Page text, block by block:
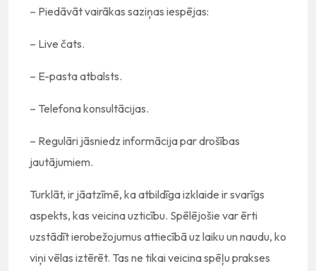
– Piedāvāt vairākas saziņas iespējas:
– Live čats.
– E-pasta atbalsts.
– Telefona konsultācijas.
– Regulāri jāsniedz informācija par drošības
jautājumiem.
Turklāt, ir jāatzīmē, ka atbildīga izklaide ir svarīgs
aspekts, kas veicina uzticību. Spēlējošie var ērti
uzstādīt ierobežojumus attiecībā uz laiku un naudu, ko
viņi vēlas iztērēt. Tas ne tikai veicina spēļu prakses